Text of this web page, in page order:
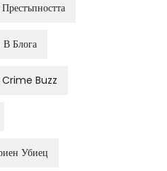
Блога
Crime Buzz
Убиец